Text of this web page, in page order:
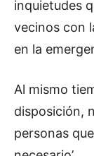
inquietudes
vecinos con
en la
Al mismo
disposición,
personas